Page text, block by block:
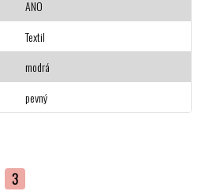
ANO
Textil
modrá
pevný
3